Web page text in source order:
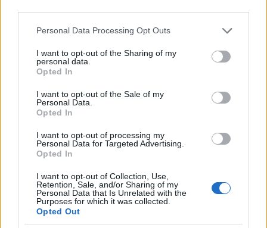
Please note that this website/app uses one or more Google
not limited to your visit or usage behaviour. You may click to
grant or deny consent to Google and its third-party tags to
use your data for below specified purposes in below Google
consent section.
Personal Data Processing Opt Outs
I want to opt-out of the Sharing of my
personal data.
Opted In
I want to opt-out of the Sale of my
Personal Data.
Opted In
I want to opt-out of processing my
Personal Data for Targeted Advertising.
Opted In
I want to opt-out of Collection, Use,
Retention, Sale, and/or Sharing of my
Personal Data that Is Unrelated with the
Purposes for which it was collected.
Opted Out
Η «Πελοπόννησος» και το pelop.gr σε
ανοιχτή γραμμή με τον Πολίτη
Η φωνή σου έχει δύναμη – στείλε παράπονα,
καταγγελίες ή ιδέες για τη γειτονιά σου.
Viber:+306909196125